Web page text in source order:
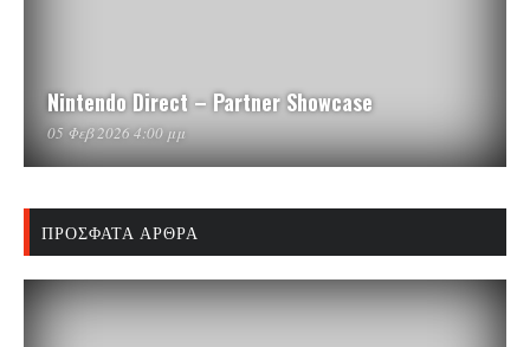
Nintendo Direct – Partner Showcase
05 Φεβ 2026 4:00 μμ
ΠΡΌΣΦΑΤΑ ΆΡΘΡΑ